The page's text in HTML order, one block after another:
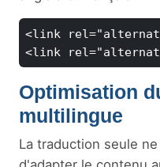
<link
Optimisation
multilingue
La traduction seule